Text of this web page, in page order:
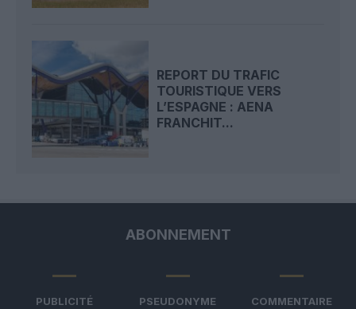
REPORT DU TRAFIC
TOURISTIQUE VERS
L’ESPAGNE : AENA
FRANCHIT...
ABONNEMENT
PUBLICITÉ
PSEUDONYME
COMMENTAIRE